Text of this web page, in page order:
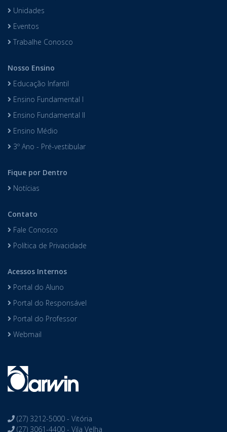
Unidades
Eventos
Trabalhe Conosco
Nosso Ensino
Educação Infantil
Ensino Fundamental I
Ensino Fundamental II
Ensino Médio
3º Ano - Pré-vestibular
Fique por Dentro
Notícias
Contato
Fale Conosco
Política de Privacidade
Acessos Internos
Portal do Aluno
Portal do Responsável
Portal do Professor
Webmail
(27) 3212-5000 - Vitória
(27) 3061-4400 - Vila Velha